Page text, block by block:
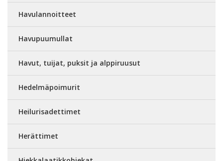
Havulannoitteet
Havupuumullat
Havut, tuijat, puksit ja alppiruusut
Hedelmäpoimurit
Heilurisadettimet
Herättimet